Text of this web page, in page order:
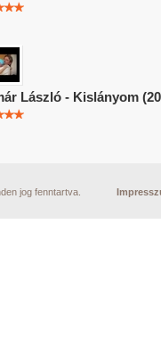
László - Kislányom
jog fenntartva.